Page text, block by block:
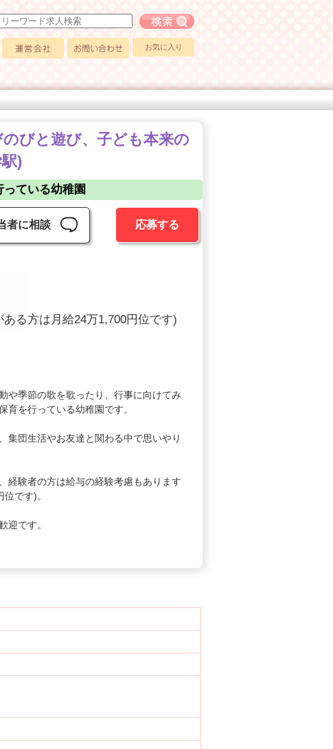
お気に入り
びと遊び、子ども本来の
)
ている幼稚園
者に相談 応募する
る方は月給24万1,700円位です)
や季節の歌を歌ったり、行事に向けてみ
育を行っている幼稚園です。
団生活やお友達と関わる中で思いやり
経験者の方は給与の経験考慮もあります
です)。
迎です。